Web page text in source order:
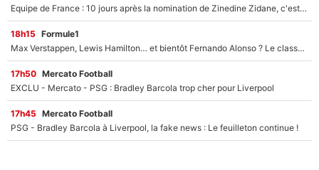
Equipe de France : 10 jours après la nomination de Zinedine Zidane, c'est au tour de son fils de prendre un nouveau départ !
18h15 Formule1
Max Verstappen, Lewis Hamilton… et bientôt Fernando Alonso ? Le classement des pilotes les mieux payés en Formule 1 risque de changer !
17h50 Mercato Football
EXCLU - Mercato - PSG : Bradley Barcola trop cher pour Liverpool
17h45 Mercato Football
PSG - Bradley Barcola à Liverpool, la fake news : Le feuilleton continue !